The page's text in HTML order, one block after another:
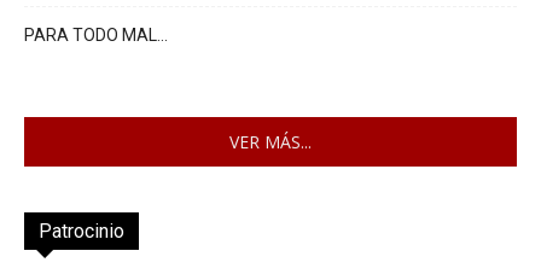
PARA TODO MAL…
VER MÁS...
Patrocinio